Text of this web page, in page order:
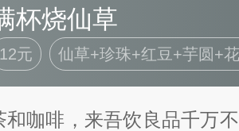
杯烧仙草
12元 仙草+珍珠+红豆+芋圆+
和咖啡，来吾饮良品千万